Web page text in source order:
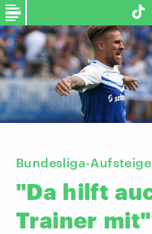
Bundesliga-
"Da hilft
Trainer mit"